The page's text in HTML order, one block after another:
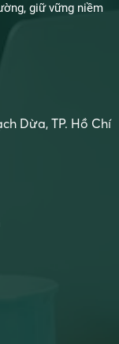
giữ vững niềm
Dừa, TP. Hồ Chí